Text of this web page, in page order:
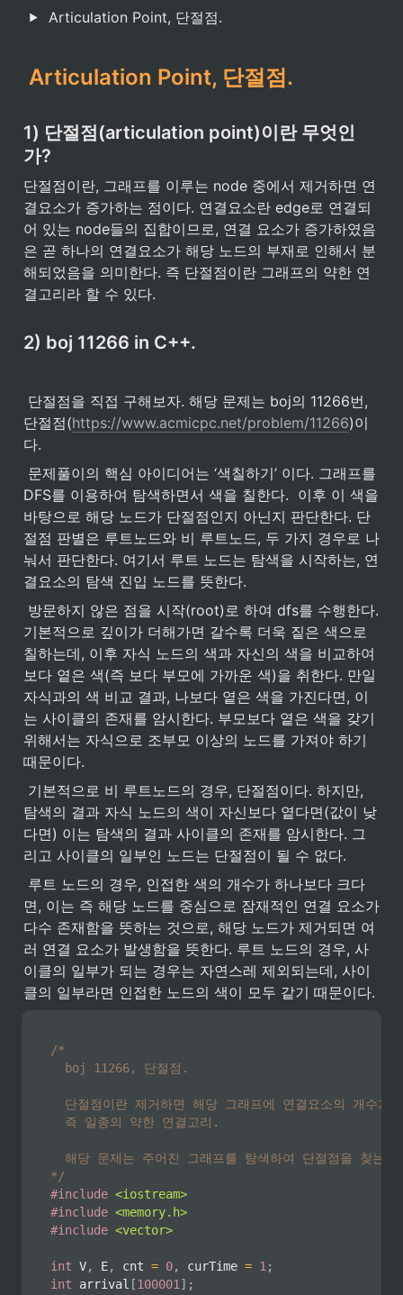
Articulation Point, 단절점.
Articulation Point, 단절점.
1) 단절점(articulation point)이란 무엇인
가?
단절점이란, 그래프를 이루는 node 중에서 제거하면 연
결요소가 증가하는 점이다. 연결요소란 edge로 연결되
어 있는 node들의 집합이므로, 연결 요소가 증가하였음
은 곧 하나의 연결요소가 해당 노드의 부재로 인해서 분
해되었음을 의미한다. 즉 단절점이란 그래프의 약한 연
결고리라 할 수 있다.
2) boj 11266 in C++.
단절점(https://www.acmicpc.net/problem/11266)이
다.
DFS를 이용하여 탐색하면서 색을 칠한다.  이후 이 색을
바탕으로 해당 노드가 단절점인지 아닌지 판단한다. 단
절점 판별은 루트노드와 비 루트노드, 두 가지 경우로 나
눠서 판단한다. 여기서 루트 노드는 탐색을 시작하는, 연
결요소의 탐색 진입 노드를 뜻한다.
기본적으로 깊이가 더해가면 갈수록 더욱 짙은 색으로
칠하는데, 이후 자식 노드의 색과 자신의 색을 비교하여
보다 옅은 색(즉 보다 부모에 가까운 색)을 취한다. 만일
자식과의 색 비교 결과, 나보다 옅은 색을 가진다면, 이
는 사이클의 존재를 암시한다. 부모보다 옅은 색을 갖기
위해서는 자식으로 조부모 이상의 노드를 가져야 하기
때문이다.
탐색의 결과 자식 노드의 색이 자신보다 옅다면(값이 낮
다면) 이는 탐색의 결과 사이클의 존재를 암시한다. 그
리고 사이클의 일부인 노드는 단절점이 될 수 없다.
면, 이는 즉 해당 노드를 중심으로 잠재적인 연결 요소가
다수 존재함을 뜻하는 것으로, 해당 노드가 제거되면 여
러 연결 요소가 발생함을 뜻한다. 루트 노드의 경우, 사
이클의 일부가 되는 경우는 자연스레 제외되는데, 사이
클의 일부라면 인접한 노드의 색이 모두 같기 때문이다.
/*
*/
#include <iostream>
#include <memory.h>
#include <vector>
int V, E, cnt = 0, curTime = 1 ;
int arrival [100001 ] ;